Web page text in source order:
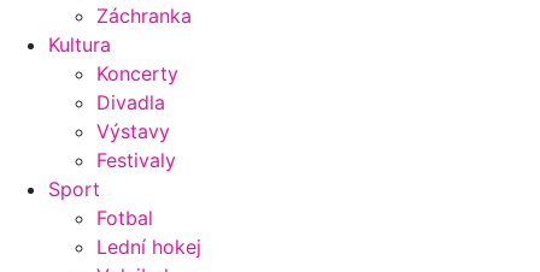
Záchranka
Kultura
Koncerty
Divadla
Výstavy
Festivaly
Sport
Fotbal
Lední hokej